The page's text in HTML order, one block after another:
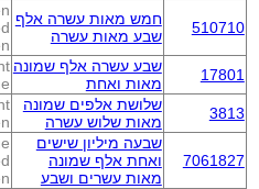
510710
חמש מאות עשרה אלף
שבע מאות עשרה
17801
שבע עשרה אלף שמונה
מאות ואחת
3813
שלושת אלפים שמונה
מאות שלוש עשרה
7061827
שבעה מיליון שישים
ואחת אלף שמונה
מאות עשרים ושבע